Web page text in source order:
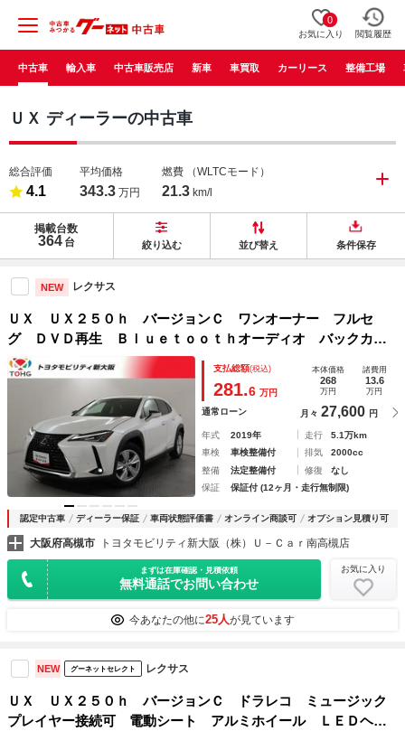
0
お気に入り 閲覧履歴
中古車 輸入車 中古車販売店 新車 車買取 カーリース 整備工場
ＵＸ ディーラーの中古車
総合評価
4.1
平均価格
343.3 万円
燃費 （WLTCモード）
21.3 km/l
掲載台数
364 台 絞り込む 並び替え 条件保存
NEW レクサス
ＵＸ ＵＸ２５０ｈ バージョンＣ ワンオーナー フルセ
グ ＤＶＤ再生 Ｂｌｕｅｔｏｏｔｈオーディオ バックカメ
ラ 衝突被害軽減システム レーダークルーズコントロール
ＥＴＣ２．０ ＬＥＤヘッドランプ パワーシート 記録簿
支払総額(税込)
281.6 万円
本体価格
268
万円
諸費用
13.6
万円
通常ローン 月々 27,600 円
年式 2019年 走行
5.1万km
車検
車検整備付 排気
2000cc
整備
法定整備付 修復
なし
保証
保証付 (12ヶ月・走行無制限)
認定中古車 ディーラー保証 車両状態評価書 オンライン商談可 オプション見積り可
大阪府高槻市 トヨタモビリティ新大阪（株）Ｕ－Ｃａｒ南高槻店
まずは在庫確認・見積依頼
無料通話でお問い合わせ
お気に入り
今あなたの他に25人が見ています
NEW グーネットセレクト レクサス
ＵＸ ＵＸ２５０ｈ バージョンＣ ドラレコ ミュージック
プレイヤー接続可 電動シート アルミホイール ＬＥＤヘッ